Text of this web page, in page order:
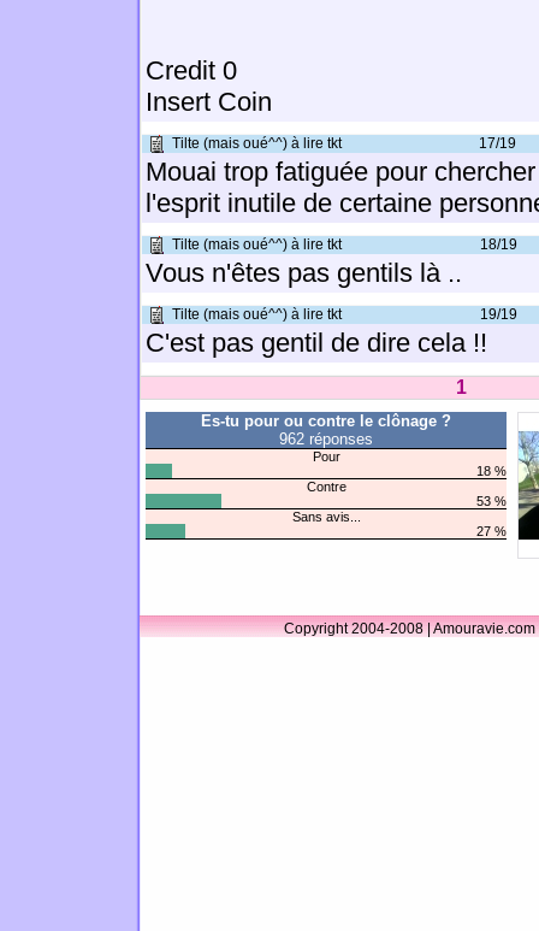
Credit 0
Insert Coin
Tilte (mais oué^^) à lire tkt 17/19
Mouai trop fatiguée pour
l'esprit inutile de certaine
Tilte (mais oué^^) à lire tkt 18/19
Vous n'êtes pas gentils là ..
Tilte (mais oué^^) à lire tkt 19/19
C'est pas gentil de dire cela !!
1
Es-tu pour ou contre le clônage ?
962 réponses
Pour
18 %
Contre
53 %
Sans avis...
27 %
Copyright 2004-2008 |